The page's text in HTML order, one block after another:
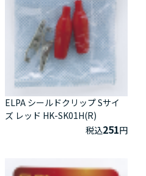
ELPA シールドクリップ Sサイ
ズ レッド HK-SK01H(R)
税込251円